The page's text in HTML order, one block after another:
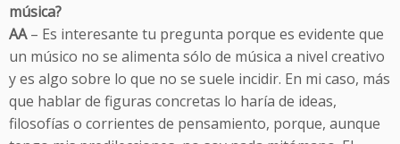
música?
AA– Es interesante tu pregunta porque es evidente que
un músico no se alimenta sólo de música a nivel creativo
y es algo sobre lo que no se suele incidir. En mi caso, más
que hablar de figuras concretas lo haría de ideas,
filosofías o corrientes de pensamiento, porque, aunque